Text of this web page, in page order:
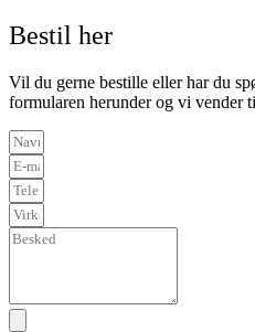
Bestil her
Vil du gerne bestille eller har du
formularen herunder og vi vender